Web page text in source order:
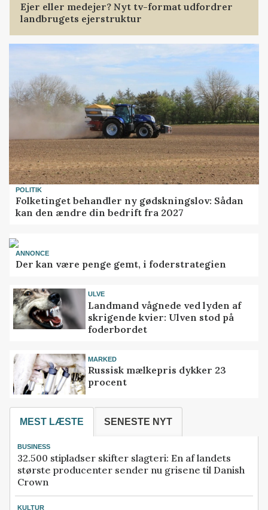
Ejer eller medejer? Nyt tv-format udfordrer
landbrugets ejerstruktur
POLITIK
Folketinget behandler ny gødskningslov: Sådan
kan den ændre din bedrift fra 2027
ANNONCE
Der kan være penge gemt, i foderstrategien
ULVE
Landmand vågnede ved lyden af
skrigende kvier: Ulven stod på
foderbordet
MARKED
Russisk mælkepris dykker 23
procent
MEST LÆSTE SENESTE NYT
BUSINESS
32.500 stipladser skifter slagteri: En af landets
største producenter sender nu grisene til Danish
Crown
KULTUR